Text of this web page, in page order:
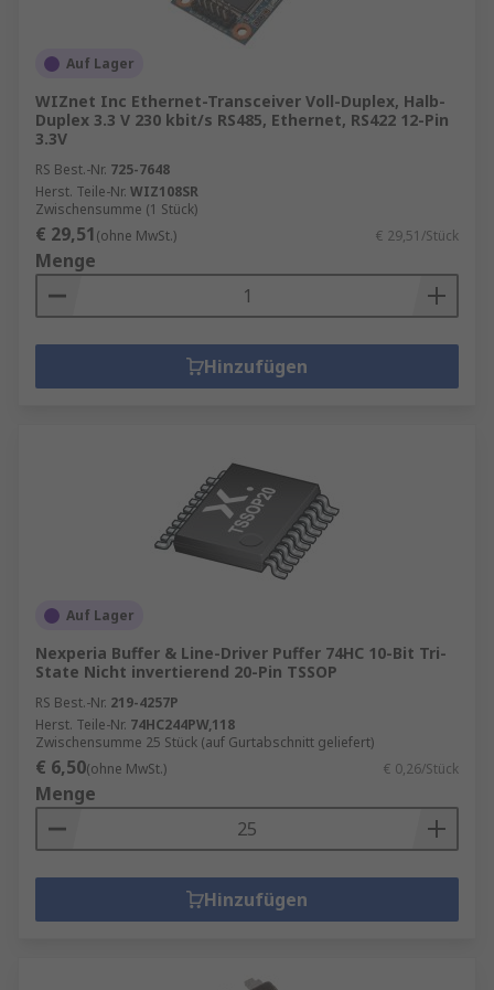
Auf Lager
WIZnet Inc Ethernet-Transceiver Voll-Duplex, Halb-
Duplex 3.3 V 230 kbit/s RS485, Ethernet, RS422 12-Pin
3.3V
RS Best.-Nr. 725-7648
Herst. Teile-Nr. WIZ108SR
Zwischensumme (1 Stück)
€ 29,51(ohne MwSt.) € 29,51/Stück
Menge
Hinzufügen
Auf Lager
Nexperia Buffer & Line-Driver Puffer 74HC 10-Bit Tri-
State Nicht invertierend 20-Pin TSSOP
RS Best.-Nr. 219-4257P
Herst. Teile-Nr. 74HC244PW,118
Zwischensumme 25 Stück (auf Gurtabschnitt geliefert)
€ 6,50(ohne MwSt.) € 0,26/Stück
Menge
Hinzufügen